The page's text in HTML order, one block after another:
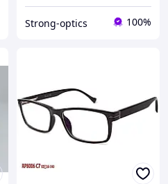
Strong-optics 100%